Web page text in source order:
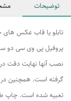
توضیحات
تابلو یا قاب عکس های
پروفیل پی وی سی دو
نصب آنها نهایت دقت
گرفته است. همچنین در
تعبیه شده است. چاپ